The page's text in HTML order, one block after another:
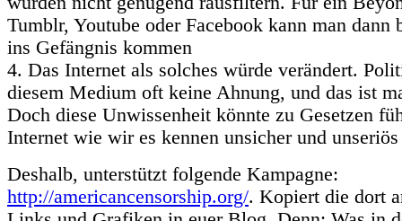
Tumblr, Youtube oder Facebook kann man dann
ins Gefängnis kommen
4. Das Internet als solches würde verändert.
diesem Medium oft keine Ahnung, und das ist
Doch diese Unwissenheit könnte zu Gesetzen
Internet wie wir es kennen unsicher und
Deshalb, unterstützt folgende Kampagne:
http://americancensorship.org/. Kopiert die dort